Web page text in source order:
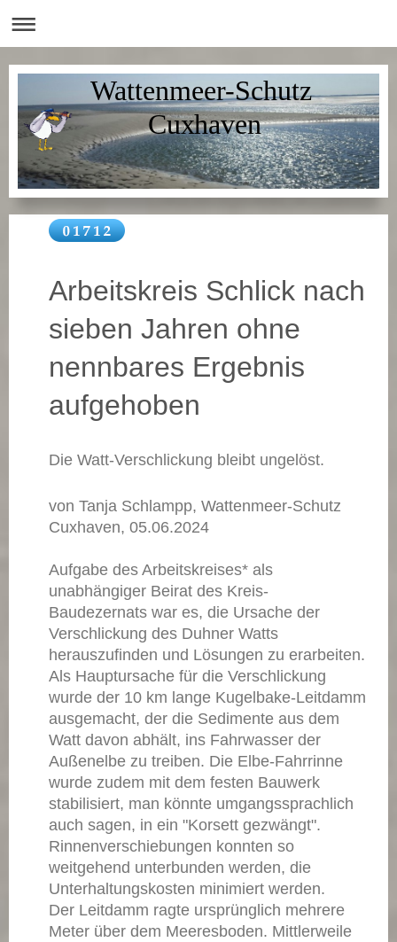
Wattenmeer-Schutz
Cuxhaven
Arbeitskreis Schlick nach
sieben Jahren ohne
nennbares Ergebnis
aufgehoben
Die Watt-Verschlickung bleibt ungelöst.
von Tanja Schlampp, Wattenmeer-Schutz
Cuxhaven, 05.06.2024
Aufgabe des Arbeitskreises* als
unabhängiger Beirat des Kreis-
Baudezernats war es, die Ursache der
Verschlickung des Duhner Watts
herauszufinden und Lösungen zu erarbeiten.
Als Hauptursache für die Verschlickung
wurde der 10 km lange Kugelbake-Leitdamm
ausgemacht, der die Sedimente aus dem
Watt davon abhält, ins Fahrwasser der
Außenelbe zu treiben. Die Elbe-Fahrrinne
wurde zudem mit dem festen Bauwerk
stabilisiert, man könnte umgangssprachlich
auch sagen, in ein "Korsett gezwängt".
Rinnenverschiebungen konnten so
weitgehend unterbunden werden, die
Unterhaltungskosten minimiert werden.
Der Leitdamm ragte ursprünglich mehrere
Meter über dem Meeresboden. Mittlerweile